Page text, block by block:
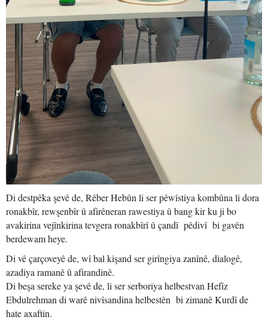
Di destpêka şevê de, Rêber Hebûn li ser pêwîstiya kombûna li dora
ronakbîr, rewşenbîr û afirêneran rawestiya û bang kir ku ji bo
avakirina vejînkirina tevgera ronakbîrî û çandî pêdivî bi gavên
berdewam heye.
Di vê çarçoveyê de, wî bal kişand ser girîngiya zanînê, dialogê,
azadiya ramanê û afirandinê.
Di beşa sereke ya şevê de, li ser serboriya helbestvan Hefîz
Ebdulrehman di warê nivîsandina helbestên bi zimanê Kurdî de
hate axaftin.